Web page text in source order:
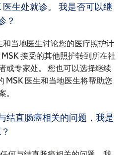
生处就诊。 我是否可以继
？
和当地医生讨论您的医疗照护计
接受的其他照护转到所在社
或专家处。 您也可以选择继续
MSK 医生和当地医生将帮助您
。
结直肠癌相关的问题，我是